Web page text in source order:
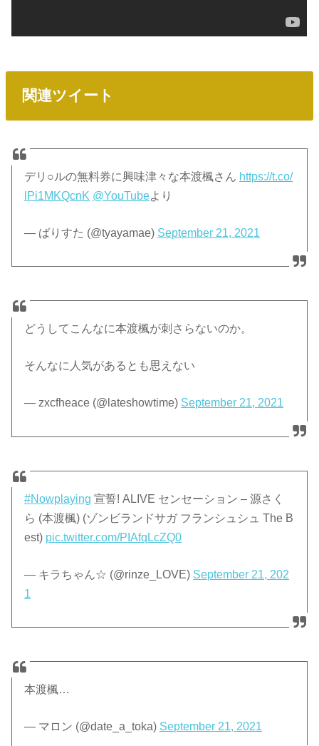
関連ツイート
デリ○ルの無料券に興味津々な本渡楓さん https://t.co/
lPi1MKQcnK @YouTubeより
— ばりすた (@tyayamae) September 21, 2021
どうしてこんなに本渡楓が刺さらないのか。
そんなに人気があるとも思えない
— zxcfheace (@lateshowtime) September 21, 2021
#Nowplaying 宣誓! ALIVE センセーション – 源さく
ら (本渡楓) (ゾンビランドサガ フランシュシュ The B
est) pic.twitter.com/PIAfqLcZQ0
— キラちゃん☆ (@rinze_LOVE) September 21, 202
1
本渡楓…
— マロン (@date_a_toka) September 21, 2021